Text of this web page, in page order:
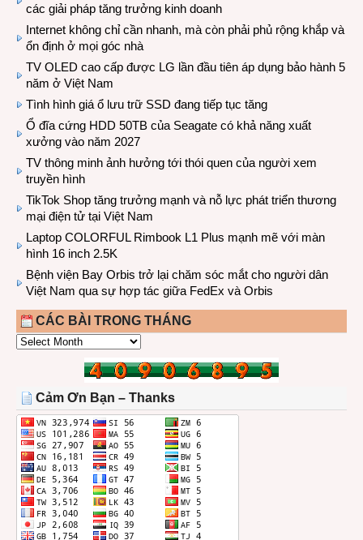
các giải pháp tăng trưởng kinh doanh
Internet không chỉ cần nhanh, mà còn phải phủ rộng khắp và
ổn định ở mọi góc nhà
TV OLED cao cấp được LG lần đầu tiên áp dụng bảo hành 5
năm ở Việt Nam
Tình hình giá ổ lưu trữ SSD đang tiếp tục tăng
Ổ đĩa cứng HDD 50TB của Seagate có khả năng xuất
xưởng vào năm 2027
TV thông minh ảnh hưởng tới thói quen của người xem
truyền hình
TikTok Shop tăng trưởng mạnh và nỗ lực phát triển thương
mại điện tử tại Việt Nam
Laptop COLORFUL Rimbook L1 Plus mạnh mẽ với màn
hình 16 inch 2.5K
Bệnh viện Bay Orbis trở lại chăm sóc mắt cho người dân
Việt Nam qua sự hợp tác giữa FedEx và Orbis
CÁC BÀI TRONG THÁNG
CÁC
THÁNG
Cảm Ơn Bạn – Thanks